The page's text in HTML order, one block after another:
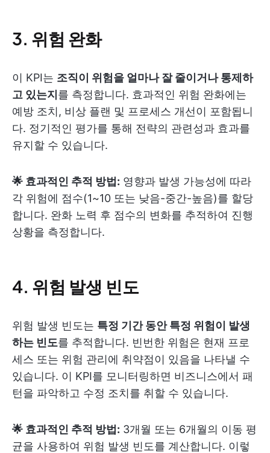
3. 위험 완화
이 KPI는 조직이 위험을 얼마나 잘 줄이거나 통제하
고 있는지 를 측정합니다. 효과적인 위험 완화에는
예방 조치, 비상 플랜 및 프로세스 개선이 포함됩니
다. 정기적인 평가를 통해 전략의 관련성과 효과를
유지할 수 있습니다.
🌟 효과적인 추적 방법: 영향과 발생 가능성에 따라
각 위험에 점수(1~10 또는 낮음-중간-높음)를 할당
합니다. 완화 노력 후 점수의 변화를 추적하여 진행
상황을 측정합니다.
4. 위험 발생 빈도
위험 발생 빈도는 특정 기간 동안 특정 위험이 발생
하는 빈도를 추적합니다. 빈번한 위험은 현재 프로
세스 또는 위험 관리에 취약점이 있음을 나타낼 수
있습니다. 이 KPI를 모니터링하면 비즈니스에서 패
턴을 파악하고 수정 조치를 취할 수 있습니다.
🌟 효과적인 추적 방법: 3개월 또는 6개월의 이동 평
균을 사용하여 위험 발생 빈도를 계산합니다. 이렇